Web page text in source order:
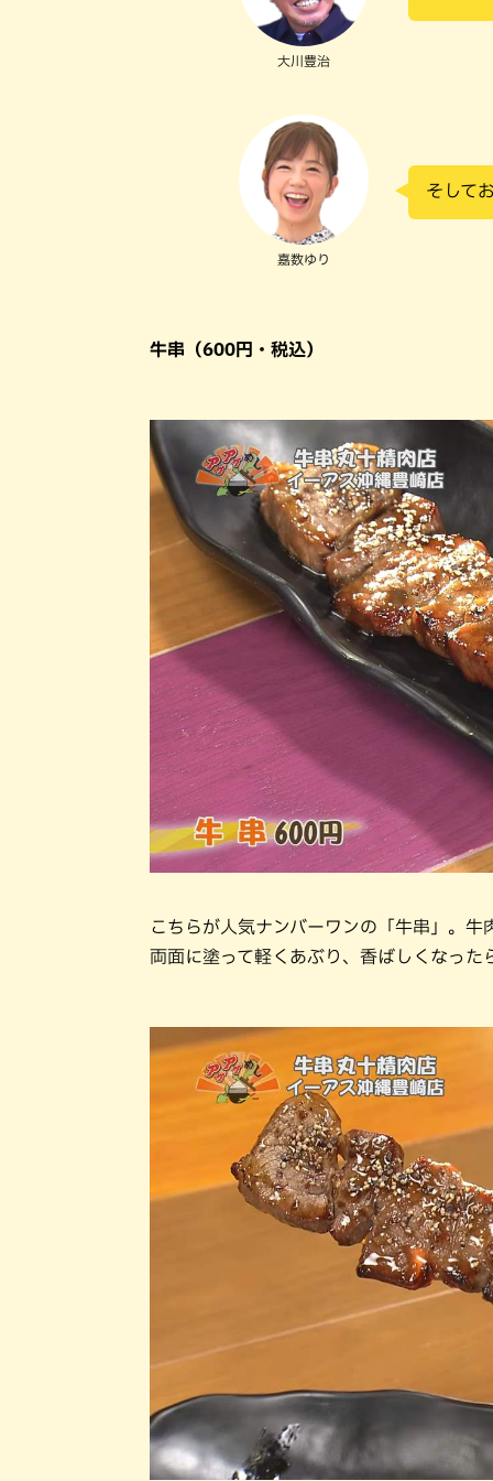
大川豊治
嘉数ゆり
そして
牛串（600円・税込）
こちらが人気ナンバーワンの「牛串」。
両面に塗って軽くあぶり、香ばしくなっ